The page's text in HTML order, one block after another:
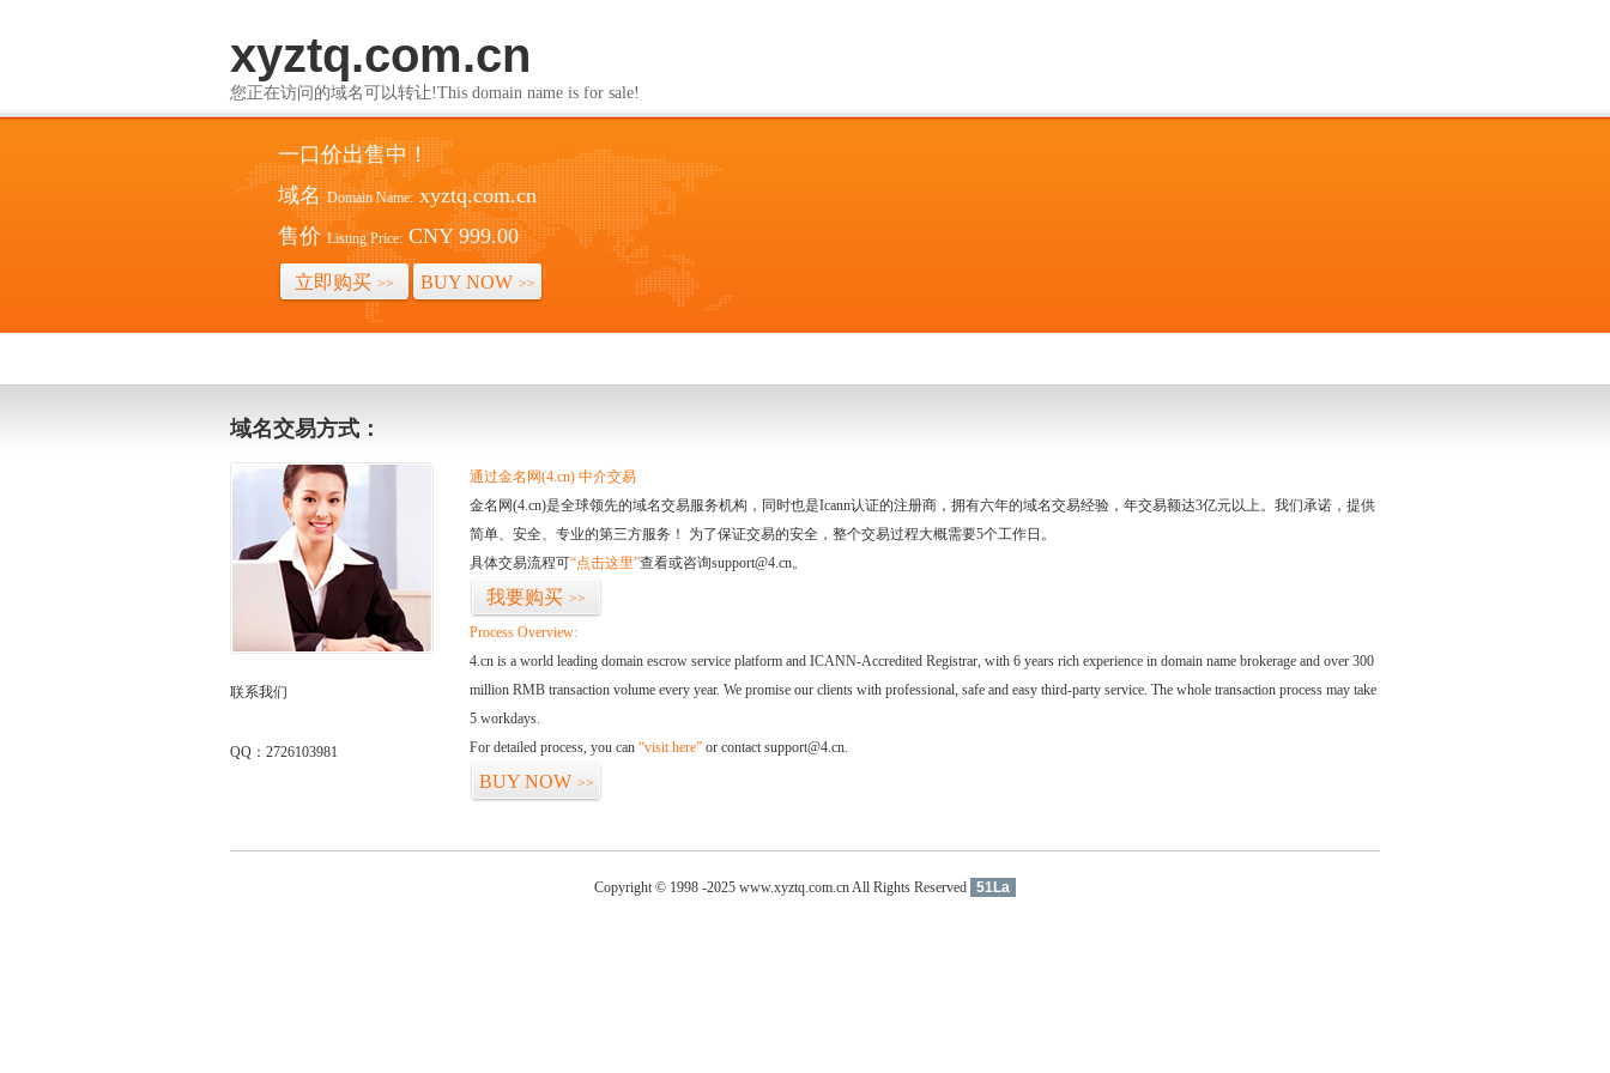
xyztq.com.cn
您正在访问的域名可以转让!This domain name is for sale!
一口价出售中！
域名 Domain Name: xyztq.com.cn
售价 Listing Price: CNY 999.00
立即购买 >> BUY NOW >>
域名交易方式：
联系我们
QQ：2726103981
通过金名网(4.cn) 中介交易
金名网(4.cn)是全球领先的域名交易服务机构，同时也是Icann认证的注册商，拥有六年的域名交易经验，年交易额达3亿元以上。我们承诺，提供
简单、安全、专业的第三方服务！ 为了保证交易的安全，整个交易过程大概需要5个工作日。
具体交易流程可“点击这里”查看或咨询support@4.cn。
我要购买 >>
Process Overview:
4.cn is a world leading domain escrow service platform and ICANN-Accredited Registrar, with 6 years rich experience in domain name brokerage and over 300
million RMB transaction volume every year. We promise our clients with professional, safe and easy third-party service. The whole transaction process may take
5 workdays.
For detailed process, you can “visit here” or contact support@4.cn.
BUY NOW >>
Copyright © 1998 -2025 www.xyztq.com.cn All Rights Reserved 51La